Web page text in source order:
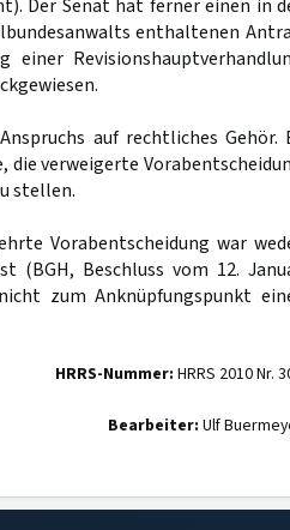
Der Senat hat ferner einen in
enthaltenen
einer
auf rechtliches Gehör.
verweigerte
stellen.
Vorabentscheidung war
(BGH, Beschluss vom 12.
zum Anknüpfungspunkt
HRRS-Nummer: HRRS 2010 Nr.
Bearbeiter: Ulf